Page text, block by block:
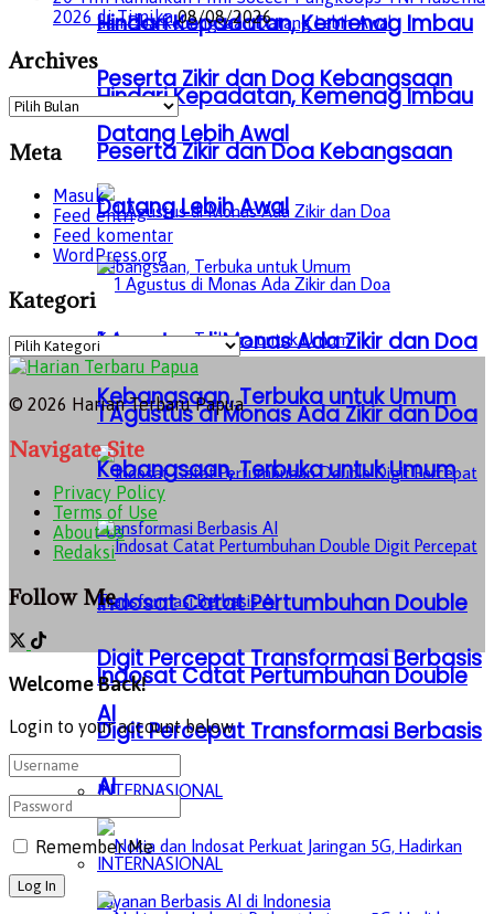
Hindari Kepadatan, Kemenag Imbau
Peserta Zikir dan Doa Kebangsaan
Datang Lebih Awal
1 Agustus di Monas Ada Zikir dan Doa
Kebangsaan, Terbuka untuk Umum
Indosat Catat Pertumbuhan Double
Digit Percepat Transformasi Berbasis
AI
INTERNASIONAL
Hindari Kepadatan, Kemenag Imbau
Peserta Zikir dan Doa Kebangsaan
Datang Lebih Awal
1 Agustus di Monas Ada Zikir dan Doa
Kebangsaan, Terbuka untuk Umum
Indosat Catat Pertumbuhan Double
Digit Percepat Transformasi Berbasis
AI
INTERNASIONAL
2026 di Timika 08/08/2026
Archives
Archives
Meta
Masuk
Feed entri
Feed komentar
WordPress.org
Kategori
Kategori
© 2026 Harian Terbaru Papua
Navigate Site
Privacy Policy
Terms of Use
About Us
Redaksi
Follow Me
Welcome Back!
Login to your account below
Remember Me